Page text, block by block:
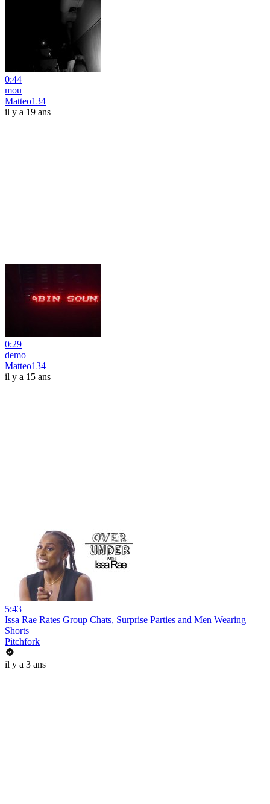
0:44
mou
Matteo134
il y a 19 ans
0:29
demo
Matteo134
il y a 15 ans
5:43
Issa Rae Rates Group Chats, Surprise Parties and Men Wearing
Shorts
Pitchfork
il y a 3 ans